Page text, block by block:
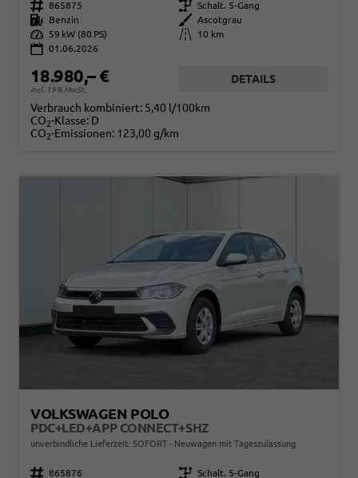
Fahrzeugnr. 865875 Getriebe Schalt. 5-Gang
Kraftstoff
Benzin Außenfarbe
Ascotgrau
Leistung
59 kW (80 PS) Kilometerstand
10 km
01.06.2026
18.980,– €
incl. 19% MwSt.
DETAILS
Verbrauch kombiniert: 5,40 l/100km
CO2-Klasse: D
CO2-Emissionen: 123,00 g/km
VOLKSWAGEN POLO
PDC+LED+APP CONNECT+SHZ
unverbindliche Lieferzeit: SOFORT Neuwagen mit Tageszulassung
Fahrzeugnr. 865876 Getriebe Schalt. 5-Gang